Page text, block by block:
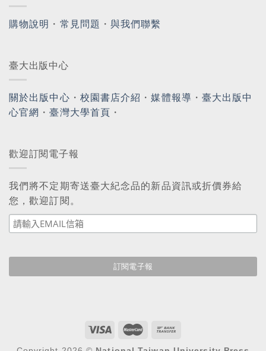
購物說明 ・ 常見問題 ・與我們聯繫
臺大出版中心
關於出版中心 ・ 校園書店介紹 ・媒體報導 ・ 臺大出版中
心官網 ・臺灣大學首頁 ・
歡迎訂閱電子報
我們將不定期寄送臺大紀念品的新品資訊或折價券給
您，歡迎訂閱。